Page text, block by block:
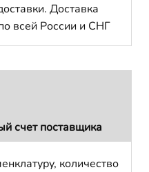
Доставка
всей России и СНГ
счет поставщика
количество